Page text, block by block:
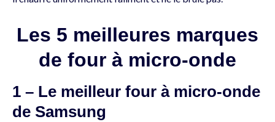
Les 5 meilleures marques
de four à micro-onde
1 – Le meilleur four à micro-onde
de Samsung